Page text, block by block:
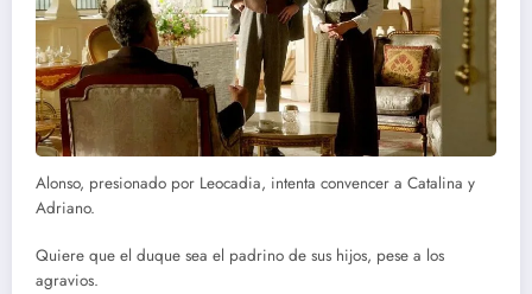
Alonso, presionado por Leocadia, intenta convencer a Catalina y
Adriano.
Quiere que el duque sea el padrino de sus hijos, pese a los
agravios.